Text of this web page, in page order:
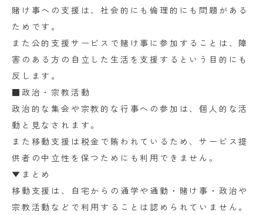
賭け事への支援は、社会的にも倫理的にも問題がある
ためです。
また公的支援サービスで賭け事に参加することは、障
害のある方の自立した生活を支援するという目的にも
反します。
■政治・宗教活動
政治的な集会や宗教的な行事への参加は、個人的な活
動と見なされます。
また移動支援は税金で賄われているため、サービス提
供者の中立性を保つためにも利用できません。
▼まとめ
移動支援は、自宅からの通学や通勤・賭け事・政治や
宗教活動などで利用することは認められていません。